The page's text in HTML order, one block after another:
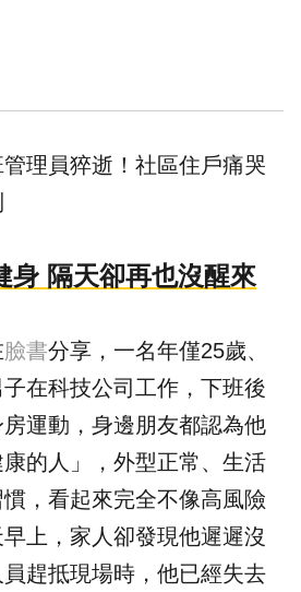
理員猝逝！社區住戶痛哭
身 隔天卻再也沒醒來
臉書分享，一名年僅25歲、
在科技公司工作，下班後
運動，身邊朋友都認為他
的人」，外型正常、生活
，看起來完全不像高風險
上，家人卻發現他遲遲沒
趕抵現場時，他已經失去